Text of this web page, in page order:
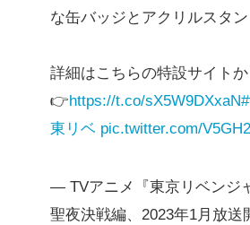
な缶バッジとアクリルスタン
詳細はこちらの特設サイトか
👉https://t.co/sX5W9DXxaN
東リベ pic.twitter.com/
— TVアニメ『東京リベンジ
聖夜決戦編、2023年1月放送